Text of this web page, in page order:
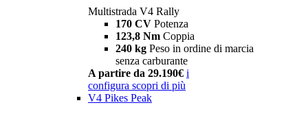
Multistrada V4 Rally
170 CV Potenza
123,8 Nm Coppia
240 kg Peso in ordine di marcia
senza carburante
A partire da 29.190€ i
configura scopri di più
V4 Pikes Peak